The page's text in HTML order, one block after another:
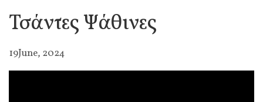
Τσάντες Ψάθινες
19June, 2024